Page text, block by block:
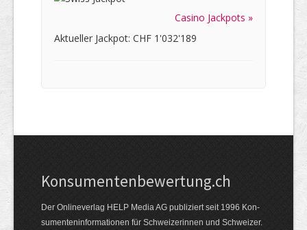
Casino Jackpots »
Aktueller Jackpot: CHF 1'032'189
Kon­su­menten­be­wer­tung.ch
Der Online­verlag HELP Media AG publi­ziert seit 1996 Kon­
su­menten­infor­mationen für Schwei­zerinnen und Schweizer.